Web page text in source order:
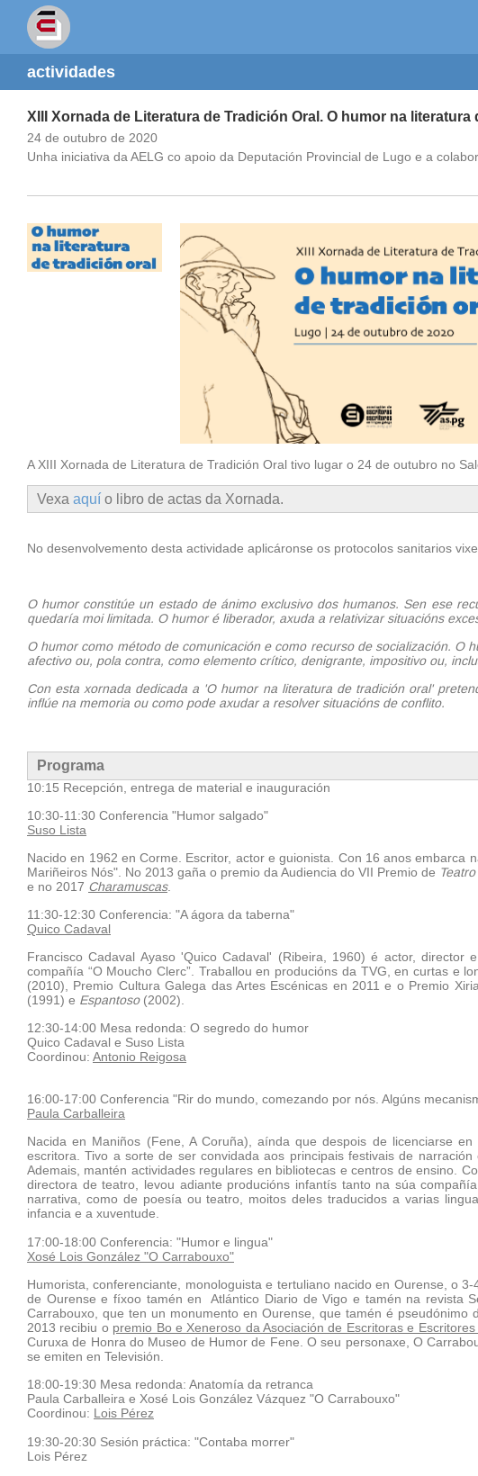
actividades
XIII Xornada de Literatura de Tradición Oral. O humor na
24 de outubro de 2020
Unha iniciativa da AELG co apoio da Deputación Provincial de Lugo e a
A XIII Xornada de Literatura de Tradición Oral tivo lugar o 24 de outubro no
Vexa aquío libro de actas da Xornada.
No desenvolvemento desta actividade aplicáronse os protocolos sanitarios
O humor constitúe un estado de ánimo exclusivo dos humanos. Sen ese
quedaría moi limitada. O humor é liberador, axuda a relativizar situacións
O humor como método de comunicación e como recurso de socialización.
afectivo ou, pola contra, como elemento crítico, denigrante, impositivo ou,
Con esta xornada dedicada a 'O humor na literatura de tradición oral'
inflúe na memoria ou como pode axudar a resolver situacións de conflito.
Programa
10:15 Recepción, entrega de material e inauguración
10:30-11:30 Conferencia "Humor salgado"
Suso Lista
Nacido en 1962 en Corme. Escritor, actor e guionista. Con 16 anos
Mariñeiros Nós". No 2013 gaña o premio da Audiencia do VII Premio de
e no 2017 Charamuscas.
11:30-12:30 Conferencia: "A ágora da taberna"
Quico Cadaval
Francisco Cadaval Ayaso 'Quico Cadaval' (Ribeira, 1960) é actor,
compañía “O Moucho Clerc”. Traballou en producións da TVG, en curtas e
(2010), Premio Cultura Galega das Artes Escénicas en 2011 e o Premio
(1991) e Espantoso(2002).
12:30-14:00 Mesa redonda: O segredo do humor
Quico Cadaval e Suso Lista
Coordinou: Antonio Reigosa
16:00-17:00 Conferencia "Rir do mundo, comezando por nós. Algúns
Paula Carballeira
Nacida en Maniños (Fene, A Coruña), aínda que despois de licenciarse
escritora. Tivo a sorte de ser convidada aos principais festivais de
Ademais, mantén actividades regulares en bibliotecas e centros de ensino.
directora de teatro, levou adiante producións infantís tanto na súa
narrativa, como de poesía ou teatro, moitos deles traducidos a varias
infancia e a xuventude.
17:00-18:00 Conferencia: "Humor e lingua"
Xosé Lois González "O Carrabouxo"
Humorista, conferenciante, monologuista e tertuliano nacido en Ourense, o
de Ourense e fíxoo tamén en Atlántico Diario de Vigo e tamén na revista
Carrabouxo, que ten un monumento en Ourense, que tamén é
2013 recibiu o premio Bo e Xeneroso da Asociación de Escritoras e
Curuxa de Honra do Museo de Humor de Fene. O seu personaxe, O
se emiten en Televisión.
18:00-19:30 Mesa redonda: Anatomía da retranca
Paula Carballeira e Xosé Lois González Vázquez "O Carrabouxo"
Coordinou: Lois Pérez
19:30-20:30 Sesión práctica: "Contaba morrer"
Lois Pérez